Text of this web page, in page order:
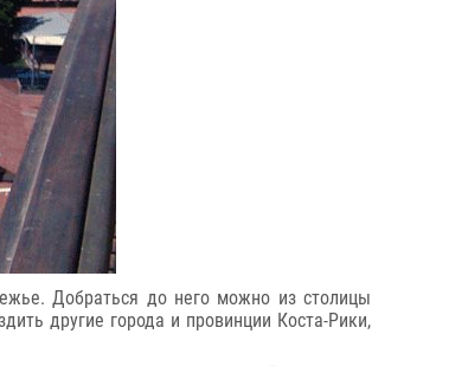
Добраться до него можно из столицы
другие города и провинции Коста-Рики,